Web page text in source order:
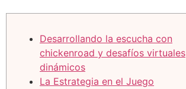
Desarrollando la escucha con
chickenroad y desafíos virtuales
dinámicos
La Estrategia en el Juego